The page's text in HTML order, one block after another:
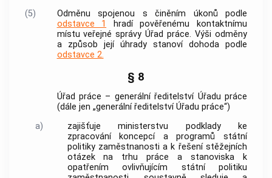
(5)
Odměnu spojenou s činěním úkonů podle
odstavce 1
hradípověřenému kontaktnímu
místu veřejné správy Úřad práce. Výši odměny
a způsob její úhrady stanoví dohoda podle
odstavce 2.
§ 8
Úřad práce – generální ředitelství Úřadu práce
(dále jen „generální ředitelství Úřadu práce“)
a)
zajišťuje ministerstvu podklady ke
zpracování koncepcí a programů státní
politiky zaměstnanosti a k řešení stěžejních
otázek na trhu práce a stanoviska k
opatřením ovlivňujícím státní politiku